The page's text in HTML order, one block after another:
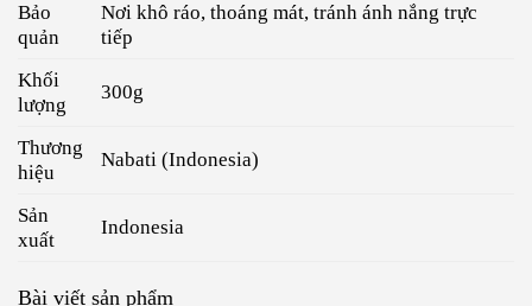
Bảo
quản
Nơi khô ráo, thoáng mát, tránh ánh nắng trực
tiếp
Khối
lượng
300g
Thương
hiệu
Nabati (Indonesia)
Sản
xuất
Indonesia
Bài viết sản phẩm